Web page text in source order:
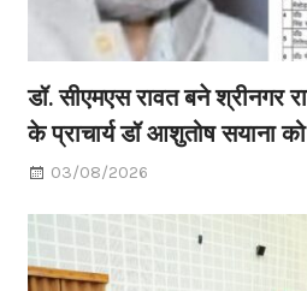
डॉ. सीएमएस रावत बने
के प्राचार्य डॉ आशुतोष सयाना
03/08/2026